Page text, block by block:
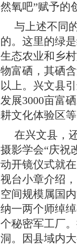
然氧吧”赋予的
与上述不同
的。这里的绿
生态农业和乡
物富硒，其硒
以上。兴文县
发展3000亩富
耕文化体验区
在兴文县，
摄影学会“庆祝
动开镜仪式就
视台小章介绍
空间规模属国
纳一两个师绰
个秘密军工厂
洞。因县域内